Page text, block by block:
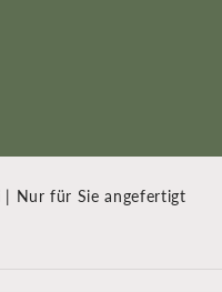
| Nur für Sie angefertigt